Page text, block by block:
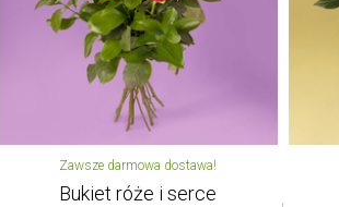
Zawsze darmowa dostawa!
Bukiet róże i serce